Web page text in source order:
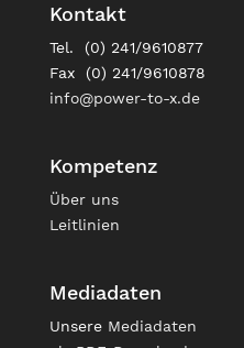
Kontakt
Tel. (0) 241/9610877
Fax (0) 241/9610878
info@power-to-x.de
Kompetenz
Über uns
Leitlinien
Mediadaten
Unsere Mediadaten